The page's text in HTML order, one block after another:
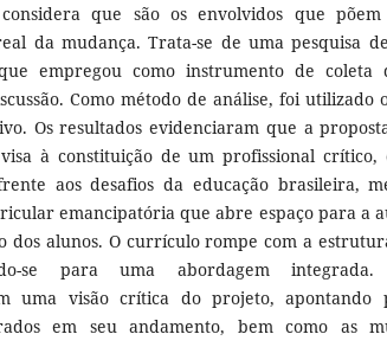
que são os envolvidos que
da mudança. Trata-se de uma pesquisa
empregou como instrumento de coleta
Como método de análise, foi utilizado
Os resultados evidenciaram que a
à constituição de um profissional crítico,
aos desafios da educação brasileira,
emancipatória que abre espaço para a
dos alunos. O currículo rompe com a
se para uma abordagem
uma visão crítica do projeto, apontando
em seu andamento, bem como as